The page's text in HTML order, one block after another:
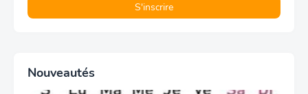
Nouveautés